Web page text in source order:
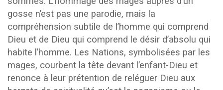
gosse n’est pas une parodie, mais la
compréhension subtile de l’homme qui comprend
Dieu et de Dieu qui comprend le désir d’absolu qui
habite l’homme. Les Nations, symbolisées par les
mages, courbent la tête devant l’enfant-Dieu et
renonce à leur prétention de reléguer Dieu aux